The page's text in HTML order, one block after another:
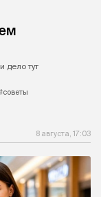
дело тут
8 августа, 17:03